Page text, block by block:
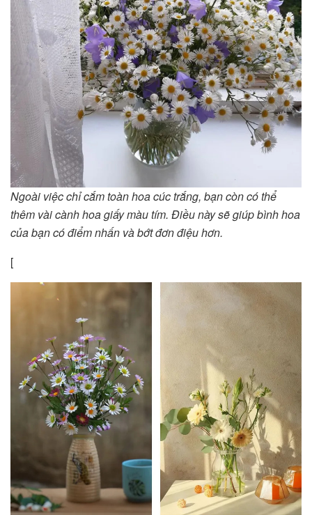
Ngoài việc chỉ cắm toàn hoa cúc trắng, bạn còn có thể
thêm vài cành hoa giấy màu tím. Điều này sẽ giúp bình hoa
của bạn có điểm nhấn và bớt đơn điệu hơn.
[